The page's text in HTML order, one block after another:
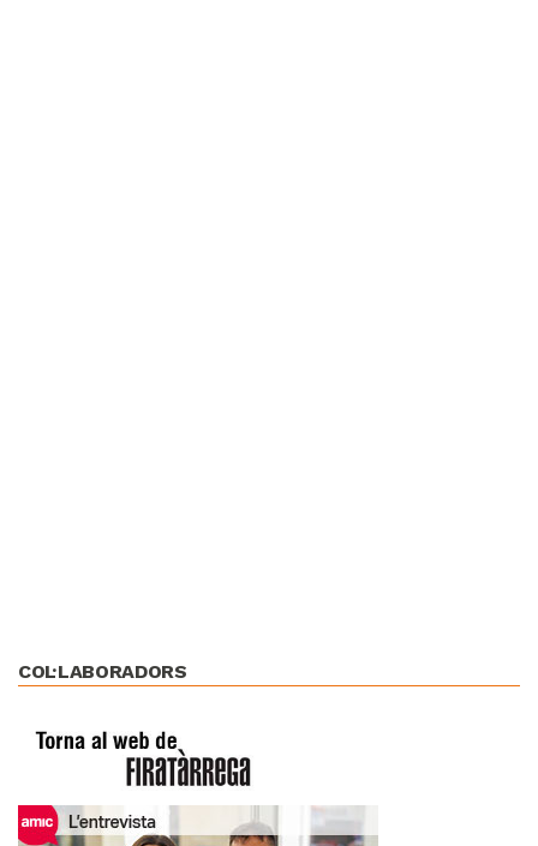
COL·LABORADORS